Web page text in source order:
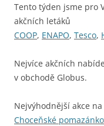
Tento týden jsme pro
akčních letáků
COOP, ENAPO, Tesco,
Nejvíce akčních
v obchodě Globus.
Nejvýhodnější akce
Choceňské